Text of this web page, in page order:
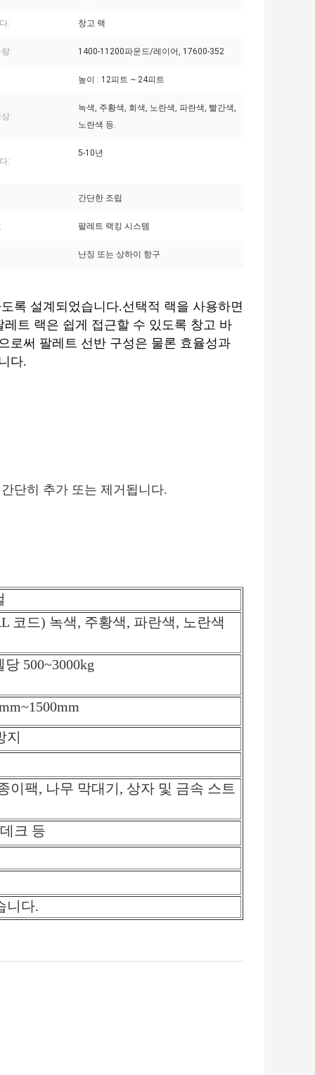
: 창고 랙
: 1400-11200파운드/레이어, 17600-352
높이 : 12피트 ~ 24피트
:
녹색, 주황색, 회색, 노란색, 파란색, 빨간색,
노란색 등.
:
5-10년
간단한 조립
팔레트 랙킹 시스템
난징 또는 상하이 항구
록 설계되었습니다.선택적 랙을 사용하면
트 랙은 쉽게 접근할 수 있도록 창고 바
로써 팔레트 선반 구성은 물론 효율성과
다.
단히 추가 또는 제거됩니다.
코드) 녹색, 주황색, 파란색, 노란색
당 500~3000kg
지
이팩, 나무 막대기, 상자 및 금속 스트
크 등
니다.